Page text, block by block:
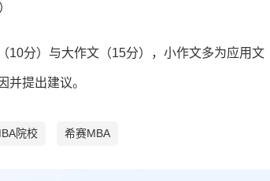
10分）与大作文（15分），小作文多为应用
并提出建议。
院校 希赛MBA